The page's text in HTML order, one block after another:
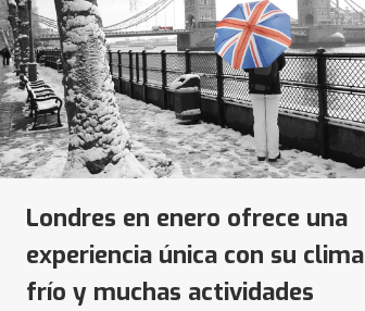
Londres en enero ofrece una
experiencia única con su clima
frío y muchas actividades